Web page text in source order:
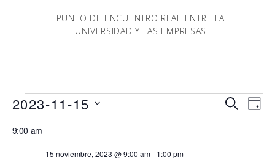
PUNTO DE ENCUENTRO REAL ENTRE LA
UNIVERSIDAD Y LAS EMPRESAS
Eventos
en
de
BUSCAR
de
DÍA
2023-11-15
la
9:00 am
15 noviembre, 2023 @ 9:00 am- 1:00 pm